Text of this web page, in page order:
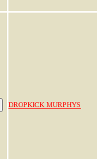
DROPKICK MURPHYS